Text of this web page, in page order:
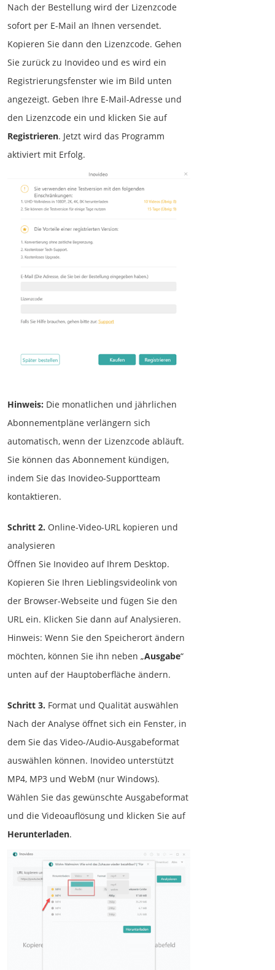
Nach der Bestellung wird der Lizenzcode
sofort per E-Mail an Ihnen versendet.
Kopieren Sie dann den Lizenzcode. Gehen
Sie zurück zu Inovideo und es wird ein
Registrierungsfenster wie im Bild unten
angezeigt. Geben Ihre E-Mail-Adresse und
den Lizenzcode ein und klicken Sie auf
Registrieren. Jetzt wird das Programm
aktiviert mit Erfolg.
Hinweis: Die monatlichen und jährlichen
Abonnementpläne verlängern sich
automatisch, wenn der Lizenzcode abläuft.
Sie können das Abonnement kündigen,
indem Sie das Inovideo-Supportteam
kontaktieren.
Schritt 2. Online-Video-URL kopieren und
analysieren
Öffnen Sie Inovideo auf Ihrem Desktop.
Kopieren Sie Ihren Lieblingsvideolink von
der Browser-Webseite und fügen Sie den
URL ein. Klicken Sie dann auf Analysieren.
Hinweis: Wenn Sie den Speicherort ändern
möchten, können Sie ihn neben „Ausgabe“
unten auf der Hauptoberfläche ändern.
Schritt 3. Format und Qualität auswählen
Nach der Analyse öffnet sich ein Fenster, in
dem Sie das Video-/Audio-Ausgabeformat
auswählen können. Inovideo unterstützt
MP4, MP3 und WebM (nur Windows).
Wählen Sie das gewünschte Ausgabeformat
und die Videoauflösung und klicken Sie auf
Herunterladen.